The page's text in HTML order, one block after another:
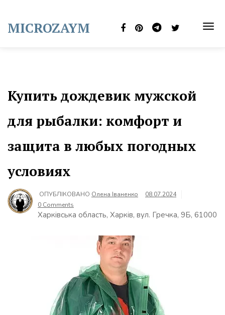
content
MICROZAYM
Купить дождевик мужской
для рыбалки: комфорт и
защита в любых погодных
условиях
ОПУБЛІКОВАНО Олена Іваненко
08.07.2024
0 Comments
Харківська область, Харків, вул. Гречка, 9Б, 61000